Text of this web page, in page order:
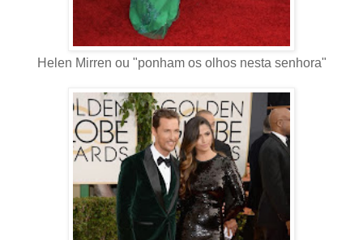
Helen Mirren ou "ponham os olhos nesta senhora"